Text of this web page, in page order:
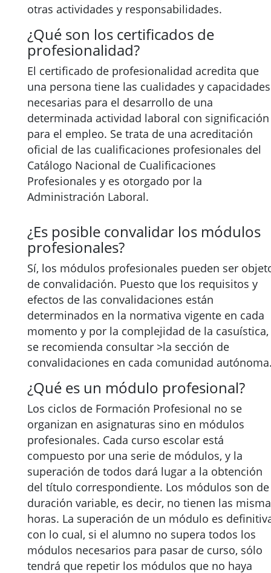
otras actividades y responsabilidades.
¿Qué son los certificados de
profesionalidad?
El certificado de profesionalidad acredita que
una persona tiene las cualidades y capacidades
necesarias para el desarrollo de una
determinada actividad laboral con significación
para el empleo. Se trata de una acreditación
oficial de las cualificaciones profesionales del
Catálogo Nacional de Cualificaciones
Profesionales y es otorgado por la
Administración Laboral.
¿Es posible convalidar los módulos
profesionales?
Sí, los módulos profesionales pueden ser
de convalidación. Puesto que los requisitos y
efectos de las convalidaciones están
determinados en la normativa vigente en cada
momento y por la complejidad de la casuística,
se recomienda consultar >la sección de
convalidaciones en cada comunidad
¿Qué es un módulo profesional?
Los ciclos de Formación Profesional no se
organizan en asignaturas sino en módulos
profesionales. Cada curso escolar está
compuesto por una serie de módulos, y la
superación de todos dará lugar a la obtención
del título correspondiente. Los módulos son de
duración variable, es decir, no tienen las
horas. La superación de un módulo es
con lo cual, si el alumno no supera todos los
módulos necesarios para pasar de curso, sólo
tendrá que repetir los módulos que no haya